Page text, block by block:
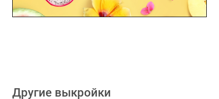
Другие выкройки